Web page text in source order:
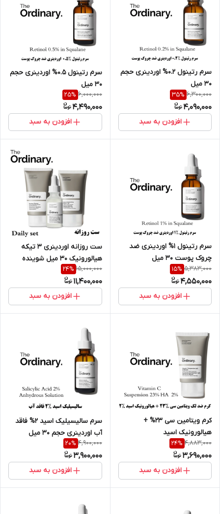
سرم رتینول 0.2% اوردینری حجم
30 میل
6,300,000
35%
4,090,000
افزودن به سبد
سرم رتینول 0.5% اوردینری حجم
30 میل
6,000,000
25%
4,490,000
افزودن به سبد
سرم رتینول 1% اوردینری ضد
چروک پوست 30 میل
5,383,000
15%
4,550,000
افزودن به سبد
ست روزانه اوردینری 3 تیکه
هیالورونیک 30 میل شوینده
کننده 30میل
15,000,000
24%
11,400,000
افزودن به سبد
کرم ویتامین سی 23% +
هیالورونیک اسید
میل
4,883,000
24%
3,690,000
افزودن به سبد
سرم سالیسیلیک اسید 2% فاقد
آب اوردینری حجم 30 میل
4,900,000
20%
3,900,000
افزودن به سبد